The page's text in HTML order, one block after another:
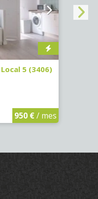
5 (3406)
950 €/ mes